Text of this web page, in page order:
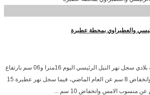
والعطبراوي بمحطة عطبرة
عطبرة – 2021/08/16-إذاعة بلادي سجل نهر النيل الرئيسي اليوم 16مترا و06 سم بارتفاع
13 سم عن منسوب الأمس وانخفاض 8 سم عن العام الماضي، فيما سجل نهر عطبرة 15